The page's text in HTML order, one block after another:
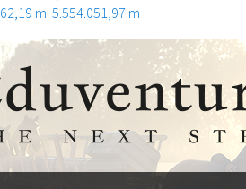
m: 5.554.051,97 m